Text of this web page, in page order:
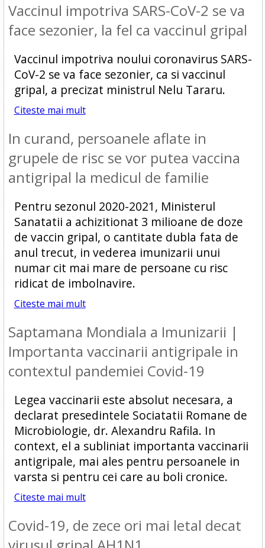
Vaccinul impotriva SARS-CoV-2 se va
face sezonier, la fel ca vaccinul gripal
Vaccinul impotriva noului coronavirus SARS-
CoV-2 se va face sezonier, ca si vaccinul
gripal, a precizat ministrul Nelu Tararu.
Citeste mai mult
In curand, persoanele aflate in
grupele de risc se vor putea vaccina
antigripal la medicul de familie
Pentru sezonul 2020-2021, Ministerul
Sanatatii a achizitionat 3 milioane de doze
de vaccin gripal, o cantitate dubla fata de
anul trecut, in vederea imunizarii unui
numar cit mai mare de persoane cu risc
ridicat de imbolnavire.
Citeste mai mult
Saptamana Mondiala a Imunizarii |
Importanta vaccinarii antigripale in
contextul pandemiei Covid-19
Legea vaccinarii este absolut necesara, a
declarat presedintele Sociatatii Romane de
Microbiologie, dr. Alexandru Rafila. In
context, el a subliniat importanta vaccinarii
antigripale, mai ales pentru persoanele in
varsta si pentru cei care au boli cronice.
Citeste mai mult
Covid-19, de zece ori mai letal decat